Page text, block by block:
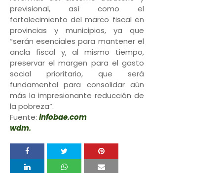
previsional, así como el
fortalecimiento del marco fiscal en
provincias y municipios, ya que
“serán esenciales para mantener el
ancla fiscal y, al mismo tiempo,
preservar el margen para el gasto
social prioritario, que será
fundamental para consolidar aún
más la impresionante reducción de
la pobreza”.
Fuente: infobae.com
wdm.